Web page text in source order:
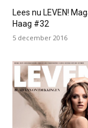
Lees nu LEVEN!
Haag #32
5 december 2016